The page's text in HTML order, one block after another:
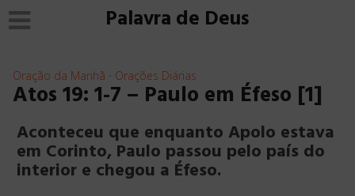
Palavra de Deus
Oração da Manhã • Orações Diárias
Atos 19: 1-7 – Paulo em Éfeso [1]
Aconteceu que enquanto Apolo estava
em Corinto, Paulo passou pelo país do
interior e chegou a Éfeso.